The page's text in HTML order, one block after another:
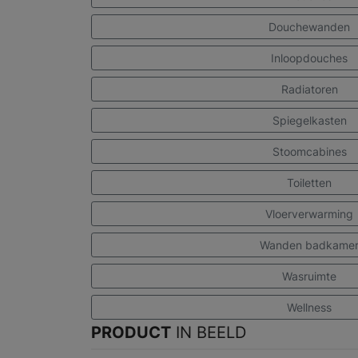
Douchewanden
Inloopdouches
Radiatoren
Spiegelkasten
Stoomcabines
Toiletten
Vloerverwarming
Wanden badkamer
Wasruimte
Wellness
PRODUCT IN BEELD